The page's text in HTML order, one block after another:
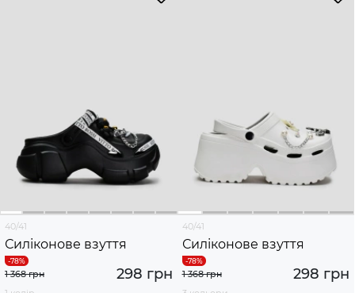
40/41
Силіконове взуття
298 грн
1 368 грн
40/41
Силіконове взуття
298 грн
1 368 грн